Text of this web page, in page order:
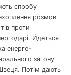
спробу
розмов
проти
Йдеться
енерго-
загону
Потім дають